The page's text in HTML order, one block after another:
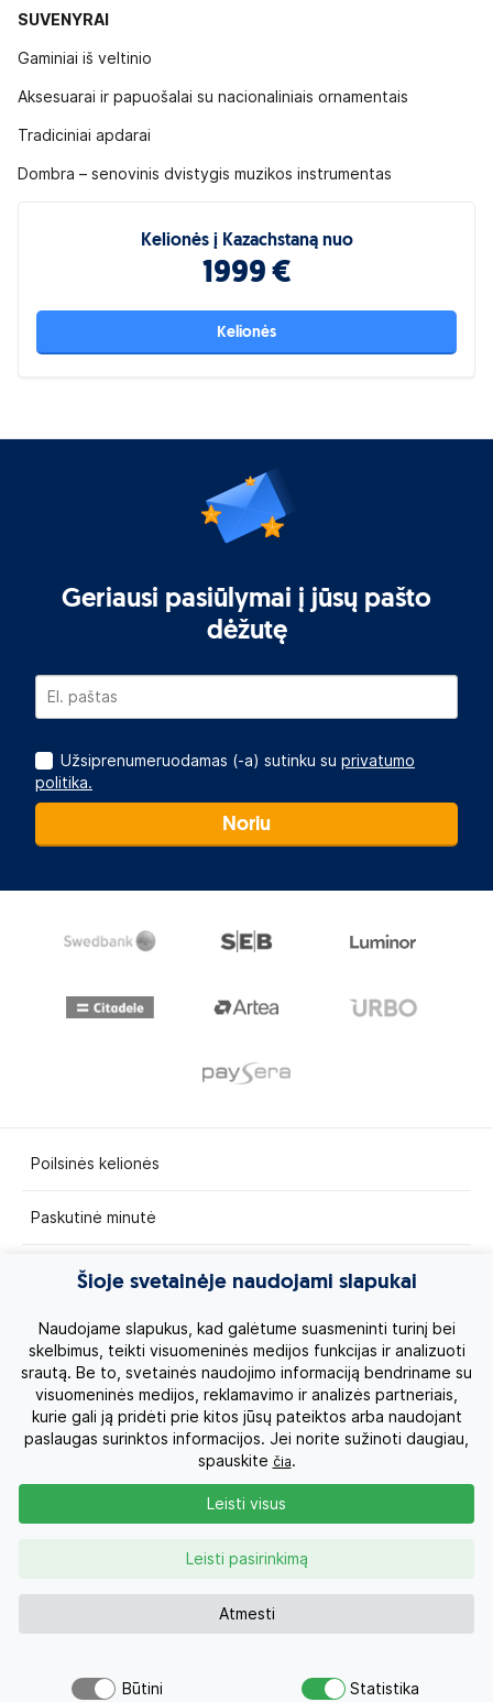
SUVENYRAI
Gaminiai iš veltinio
Aksesuarai ir papuošalai su nacionaliniais ornamentais
Tradiciniai apdarai
Dombra – senovinis dvistygis muzikos instrumentas
Kelionės į Kazachstaną nuo
1999 €
Kelionės
Geriausi pasiūlymai į jūsų pašto
dėžutę
Užsiprenumeruodamas (-a) sutinku su privatumo
politika.
Noriu
Poilsinės kelionės
Paskutinė minutė
Egzotinės kelionės
Kruizai
Kelionės po Lietuvą
Apie mus
Privatumo politika
Kontaktai
Šioje svetainėje naudojami slapukai
Naudojame slapukus, kad galėtume suasmeninti turinį bei
skelbimus, teikti visuomeninės medijos funkcijas ir analizuoti
srautą. Be to, svetainės naudojimo informaciją bendriname su
visuomeninės medijos, reklamavimo ir analizės partneriais,
kurie gali ją pridėti prie kitos jūsų pateiktos arba naudojant
paslaugas surinktos informacijos. Jei norite sužinoti daugiau,
spauskite čia.
Atmesti
Leisti pasirinkimą
Leisti visus
Būtini Statistika